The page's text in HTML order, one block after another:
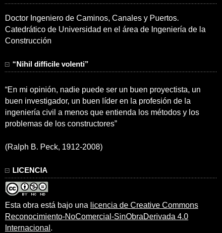
Doctor Ingeniero de Caminos, Canales y Puertos.
Catedrático de Universidad en el área de Ingeniería de la
Construcción
“Nihil difficile volenti”
“En mi opinión, nadie puede ser un buen proyectista, un
buen investigador, un buen líder en la profesión de la
ingeniería civil a menos que entienda los métodos y los
problemas de los constructores”
(Ralph B. Peck, 1912-2008)
LICENCIA
Esta obra está bajo una licencia de Creative Commons
Reconocimiento-NoComercial-SinObraDerivada 4.0
Internacional .